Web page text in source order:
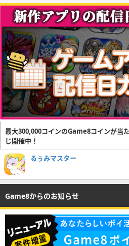
最大300,000コインのGame8コインが当
じ開催中！
るぅみマスター
Game8からのお知らせ